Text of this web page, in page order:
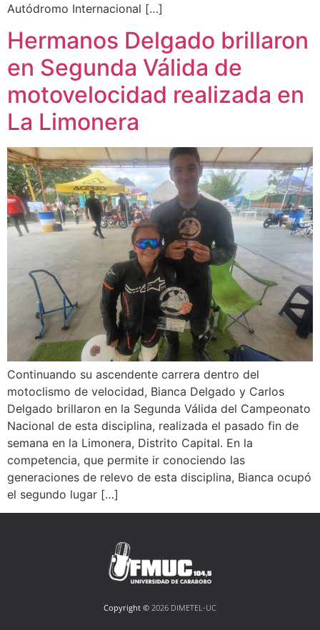
Autódromo Internacional […]
Hermanos Delgado brillaron
en Segunda Válida de
motovelocidad realizada en
La Limonera
Continuando su ascendente carrera dentro del
motoclismo de velocidad, Bianca Delgado y Carlos
Delgado brillaron en la Segunda Válida del Campeonato
Nacional de esta disciplina, realizada el pasado fin de
semana en la Limonera, Distrito Capital. En la
competencia, que permite ir conociendo las
generaciones de relevo de esta disciplina, Bianca ocupó
el segundo lugar […]
Copyright © 2026 DIMETEL-UC